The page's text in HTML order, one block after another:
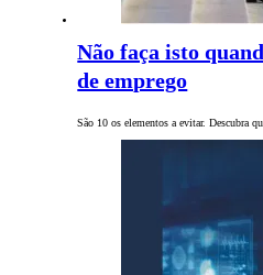
Não faça isto
de emprego
São 10 os elementos a evitar. Descubra